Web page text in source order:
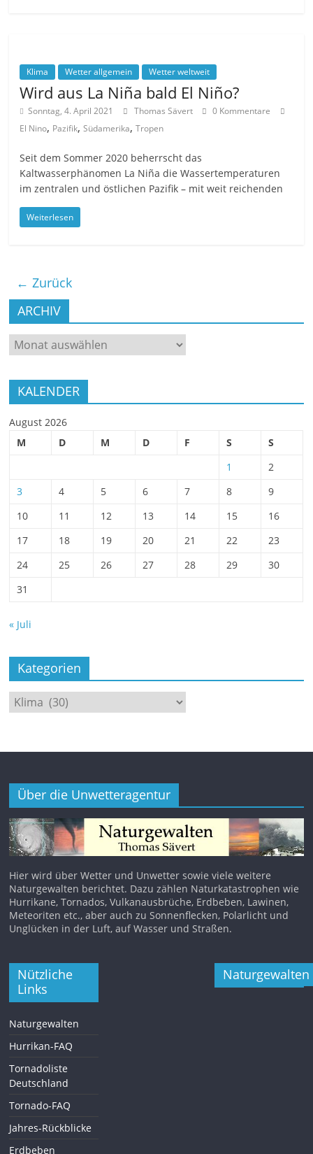
Klima Wetter allgemein Wetter weltweit
Wird aus La Niña bald El Niño?
Sonntag, 4. April 2021 Thomas Sävert
0 Kommentare
El Nino, Pazifik,Südamerika,Tropen
Seit dem Sommer 2020 beherrscht das
Kaltwasserphänomen La Niña die Wassertemperaturen
im zentralen und östlichen Pazifik – mit weit reichenden
Weiterlesen
← Zurück
ARCHIV
ARCHIV
KALENDER
August 2026
M
D M D F S
S
1
2
3
4 5 6 7 8
9
10
11 12 13 14 15
16
17
18 19 20 21 22
23
24
25 26 27 28 29
30
31
« Juli
Kategorien
Kategorien
Über die Unwetteragentur
Hier wird über Wetter und Unwetter sowie viele weitere
Naturgewalten berichtet. Dazu zählen Naturkatastrophen wie
Hurrikane, Tornados, Vulkanausbrüche, Erdbeben, Lawinen,
Meteoriten etc., aber auch zu Sonnenflecken, Polarlicht und
Unglücken in der Luft, auf Wasser und Straßen.
Nützliche
Links
Naturgewalten
Hurrikan-FAQ
Tornadoliste
Deutschland
Tornado-FAQ
Jahres-Rückblicke
Erdbeben
Naturgewalten